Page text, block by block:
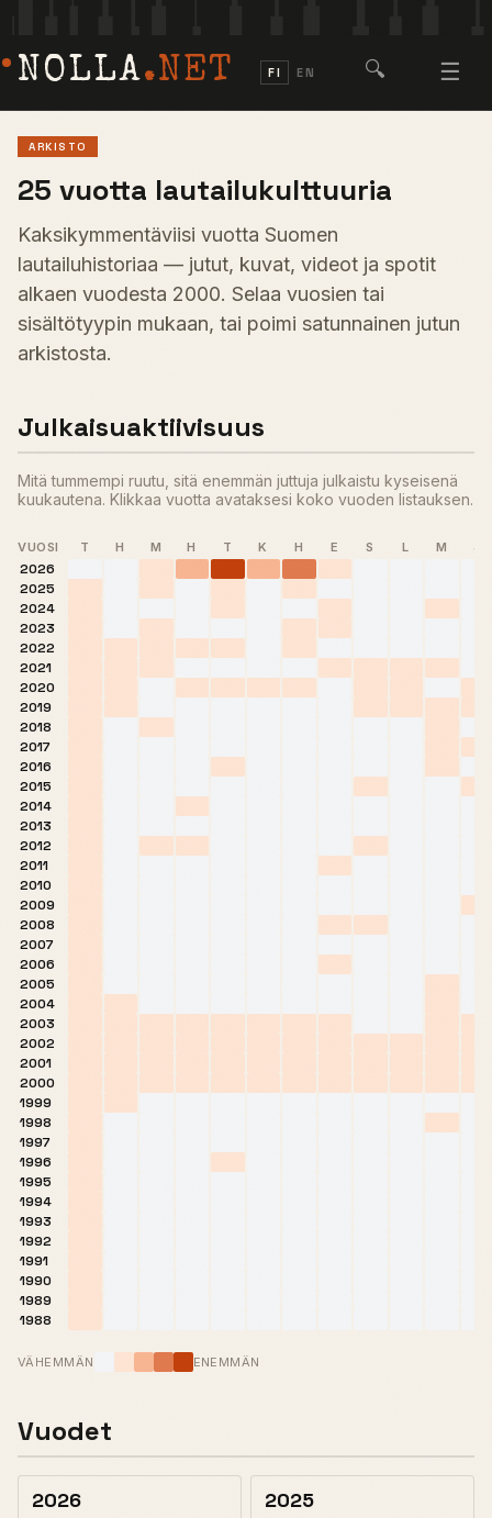
NOLLA.NET FI EN 🔍 ☰
ARKISTO
25 vuotta lautailukulttuuria
Kaksikymmentäviisi vuotta Suomen
lautailuhistoriaa — jutut, kuvat, videot ja spotit
alkaen vuodesta 2000. Selaa vuosien tai
sisältötyypin mukaan, tai poimi satunnainen jutun
arkistosta.
Julkaisuaktiivisuus
Mitä tummempi ruutu, sitä enemmän juttuja julkaistu kyseisenä
kuukautena. Klikkaa vuotta avataksesi koko vuoden listauksen.
VUOSI T H M H T K H E S L M J
2026
2025
2024
2023
2022
2021
2020
2019
2018
2017
2016
2015
2014
2013
2012
2011
2010
2009
2008
2007
2006
2005
2004
2003
2002
2001
2000
1999
1998
1997
1996
1995
1994
1993
1992
1991
1990
1989
1988
VÄHEMMÄN ENEMMÄN
Vuodet
2026 2025